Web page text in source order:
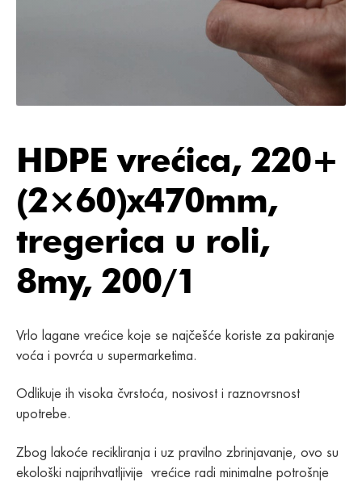
HDPE vrećica, 220+
(2×60)x470mm,
tregerica u roli,
8my, 200/1
Vrlo lagane vrećice koje se najčešće koriste za pakiranje
voća i povrća u supermarketima.
Odlikuje ih visoka čvrstoća, nosivost i raznovrsnost
upotrebe.
Zbog lakoće recikliranja i uz pravilno zbrinjavanje, ovo su
ekološki najprihvatljivije vrećice radi minimalne potrošnje